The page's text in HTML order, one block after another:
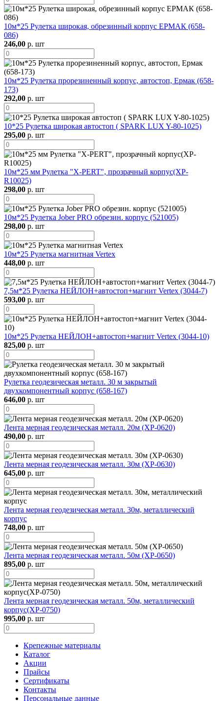
10м*25 Рулетка широкая, обрезинный корпус ЕРМАК (658-
086)
246,00 р. шт
10м*25 Рулетка прорезиненный корпус, автостоп, Ермак (658-
173)
292,00 р. шт
10*25 Рулетка широкая автостоп ( SPARK LUX Y-80-1025)
295,00 р. шт
10м*25 мм Рулетка "X-PERT", прозрачный корпус(XP-
R10025)
298,00 р. шт
10м*25 Рулетка Jober PRO обрезин. корпус (521005)
298,00 р. шт
10м*25 Рулетка магнитная Vertex
448,00 р. шт
7,5м*25 Рулетка НЕЙЛОН+автостоп+магнит Vertex (3044-7)
593,00 р. шт
10м*25 Рулетка НЕЙЛОН+автостоп+магнит Vertex (3044-10)
825,00 р. шт
Рулетка геодезическая металл. 30 м закрытый
двухкомпонентный корпус (658-167)
646,00 р. шт
Лента мерная геодезическая металл. 20м (XP-0620)
490,00 р. шт
Лента мерная геодезическая металл. 30м (XP-0630)
645,00 р. шт
Лента мерная геодезическая металл. 30м, металлический
корпус
748,00 р. шт
Лента мерная геодезическая металл. 50м (XP-0650)
895,00 р. шт
Лента мерная геодезическая металл. 50м, металлический
корпус(XP-0750)
995,00 р. шт
Крепежные материалы
Каталог
Акции
Прайсы
Сертификаты
Контакты
Персональные данные